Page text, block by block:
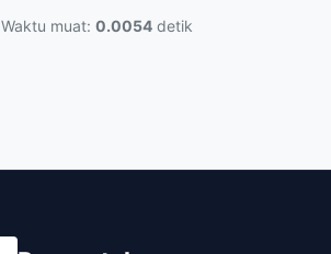
Waktu muat: 0.0054detik